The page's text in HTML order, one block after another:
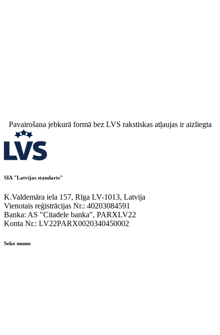
Pavairošana jebkurā formā bez LVS rakstiskas atļaujas ir aizliegta
SIA "Latvijas standarts"
K.Valdemāra iela 157, Rīga LV-1013, Latvija
Vienotais reģistrācijas Nr.: 40203084591
Banka: AS "Citadele banka", PARXLV22
Konta Nr.: LV22PARX0020340450002
Seko mums